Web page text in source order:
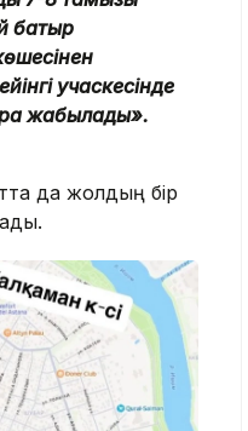
батыр
учаскесінде
жабылады».
да жолдың бір